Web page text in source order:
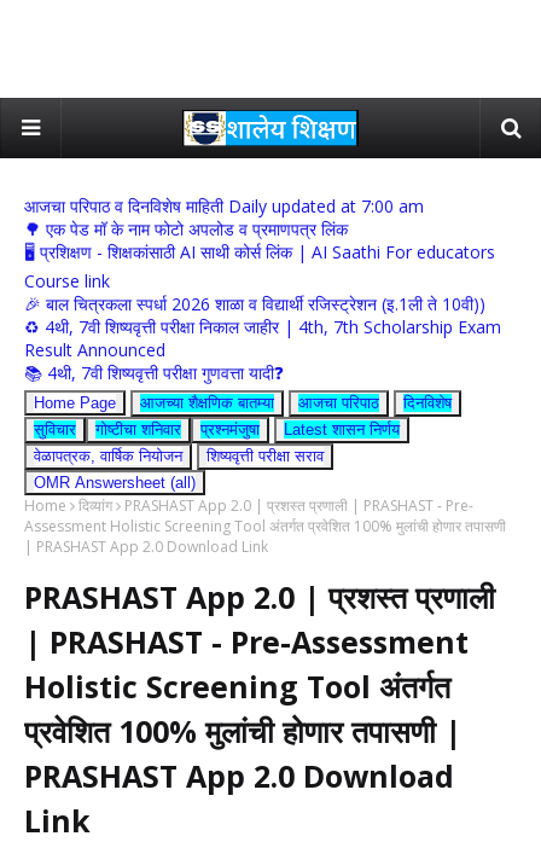
आजचा परिपाठ व दिनविशेष माहिती Daily updated at 7:00 am
🌳 एक पेड मॉ के नाम फोटो अपलोड व प्रमाणपत्र लिंक
🖥 प्रशिक्षण - शिक्षकांसाठी AI साथी कोर्स लिंक | AI Saathi For educators
Course link
🎉 बाल चित्रकला स्पर्धा 2026 शाळा व विद्यार्थी रजिस्ट्रेशन (इ.1ली ते 10वी))
♻️ 4थी, 7वी शिष्यवृत्ती परीक्षा निकाल जाहीर | 4th, 7th Scholarship Exam
Result Announced
📚 4थी, 7वी शिष्यवृत्ती परीक्षा गुणवत्ता यादी❓
Home Page आजच्या शैक्षणिक बातम्या आजचा परिपाठ
दिनविशेष
सुविचार
गोष्टीचा शनिवार प्रश्नमंजुषा
Latest शासन निर्णय
वेळापत्रक, वार्षिक नियोजन
शिष्यवृत्ती परीक्षा सराव
OMR Answersheet (all)
Home दिव्यांग
PRASHAST App 2.0 | प्रशस्त प्रणाली | PRASHAST - Pre-
Assessment Holistic Screening Tool अंतर्गत प्रवेशित 100% मुलांची होणार तपासणी
| PRASHAST App 2.0 Download Link
PRASHAST App 2.0 | प्रशस्त प्रणाली
| PRASHAST - Pre-Assessment
Holistic Screening Tool अंतर्गत
प्रवेशित 100% मुलांची होणार तपासणी |
PRASHAST App 2.0 Download
Link